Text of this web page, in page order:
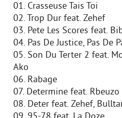
01. Crasseuse Tais Toi
02. Trop Dur feat. Zehef
03. Pete Les Scores feat.
04. Pas De Justice, Pas De
05. Son Du Terter 2 feat.
Ako
06. Rabage
07. Determine feat.
08. Deter feat. Zehef,